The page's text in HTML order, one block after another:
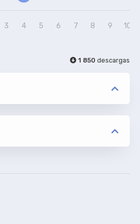
3 4 5 6 7 8 9 10
1 850 descargas